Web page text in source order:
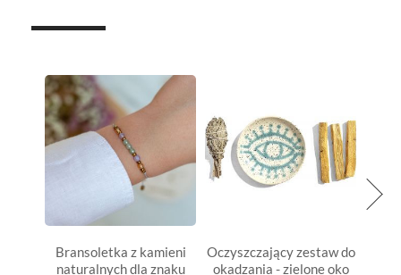
Bransoletka z kamieni
naturalnych dla znaku
Oczyszczający zestaw do
okadzania - zielone oko